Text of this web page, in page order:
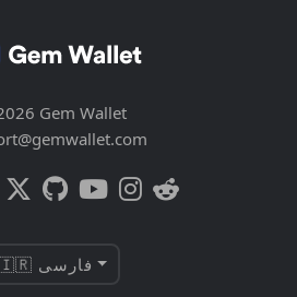
Gem Wallet
🇮🇷 فارسی